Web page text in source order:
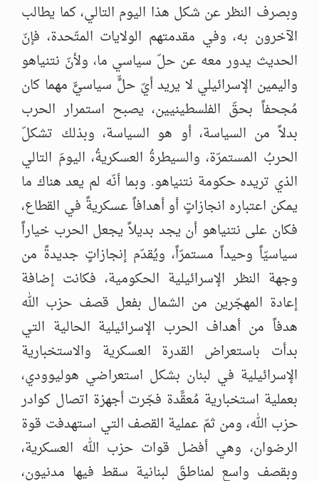
وبصرف النظر عن شكل هذا اليوم التالي، كما يطالب
الآخرون به، وفي مقدمتهم الولايات المتّحدة، فإنّ
الحديث يدور معه عن حلّ سياسي ما، ولأنّ نتنياهو
واليمين الإسرائيلي لا يريد أيّ حلٍّ سياسيٍّ مهما كان
مُجحفاً بحقّ الفلسطينيين، يصبح استمرار الحرب
بدلاً من السياسة، أو هو السياسة، وبذلك تشكلّ
الحربُ المستمرّة، والسيطرةُ العسكريةُ، اليومَ التالي
الذي تريده حكومة نتنياهو. وبما أنّه لم يعد هناك ما
يمكن اعتباره انجازاتٍ أو أهدافاً عسكريةً في القطاع،
فكان على نتنياهو أن يجد بديلاً يجعل الحرب خياراً
سياسيّاً وحيداً مستمرّاً، ويُقدّم إنجازاتٍ جديدةً من
وجهة النظر الإسرائيلية الحكومية، فكانت إضافة
إعادة المهجّرين من الشمال بفعل قصف حزب الله
هدفاً من أهداف الحرب الإسرائيلية الحالية التي
بدأت باستعراض القدرة العسكرية والاستخبارية
الإسرائيلية في لبنان بشكل استعراضي هوليوودي،
بعملية استخبارية مُعقَّدة فجّرت أجهزة اتصال كوادر
حزب الله، ومن ثمّ عملية القصف التي استهدفت قوة
الرضوان، وهي أفضل قوات حزب الله العسكرية،
وبقصف واسع لمناطقَ لبنانية سقط فيها مدنيون،